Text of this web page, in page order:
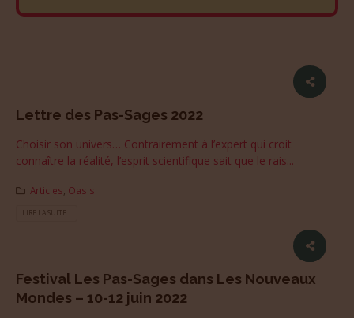
Lettre des Pas-Sages 2022
Choisir son univers… Contrairement à l’expert qui croit
connaître la réalité, l’esprit scientifique sait que le rais...
Articles Oasis
LIRE LA SUITE...
Festival Les Pas-Sages dans Les Nouveaux
Mondes – 10-12 juin 2022